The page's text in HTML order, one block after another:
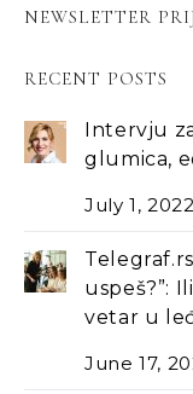
NEWSLETTER
RECENT POSTS
Intervju
glumica,
July 1, 2022
uspeš?”:
vetar u
June 17,